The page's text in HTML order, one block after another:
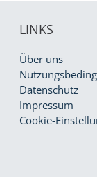
LINKS
Über uns
Datenschutz
Impressum
Cookie-